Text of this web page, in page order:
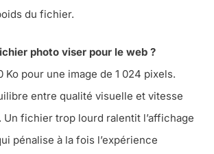
du fichier.
photo viser pour le web ?
Ko pour une image de 1 024 pixels.
entre qualité visuelle et vitesse
Un fichier trop lourd ralentit l’affichage
pénalise à la fois l’expérience